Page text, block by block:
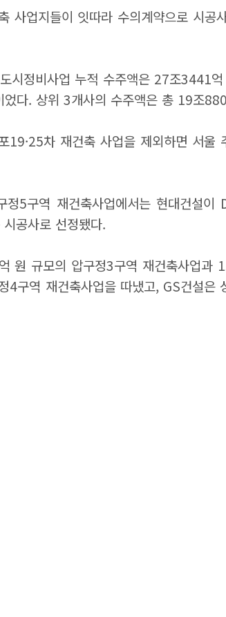
업지들이 잇따라 수의계약으로 시공
시정비사업 누적 수주액은 27조3441
다. 상위 3개사의 수주액은 총 19조
차 재건축 사업을 제외하면 서울
5구역 재건축사업에서는 현대건설
공사로 선정됐다.
규모의 압구정3구역 재건축사업과
구역 재건축사업을 따냈고, GS건설